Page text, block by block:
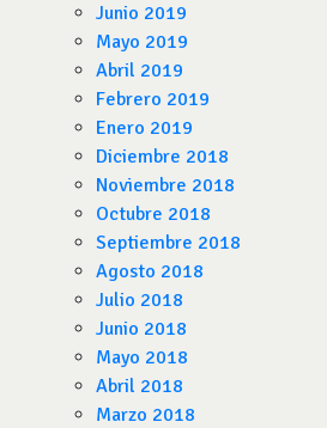
Junio 2019
Mayo 2019
Abril 2019
Febrero 2019
Enero 2019
Diciembre 2018
Noviembre 2018
Octubre 2018
Septiembre 2018
Agosto 2018
Julio 2018
Junio 2018
Mayo 2018
Abril 2018
Marzo 2018